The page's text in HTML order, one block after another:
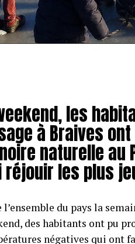
les
à Braives
naturelle au
réjouir les plus
du pays la
des habitants ont pu
négatives qui ont